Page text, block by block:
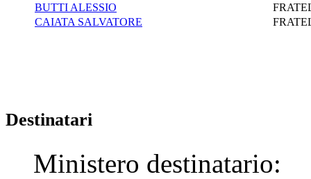
BUTTI ALESSIO
CAIATA SALVATORE
Destinatari
Ministero destinatario: